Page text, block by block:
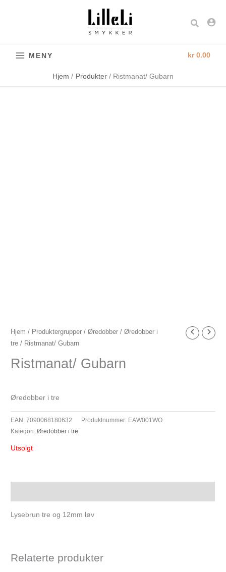
Søk
MENY kr0.00
Hjem Produkter Ristmanat/ Gubarn
Hjem / Produktergrupper /Øredobber /Øredobber i
tre / Ristmanat/ Gubarn
Ristmanat/ Gubarn
Øredobber i tre
EAN:7090068180632 Produktnummer: EAW001WO
Kategori:Øredobber i tre
Utsolgt
Lysebrun tre og 12mm løv
Relaterte produkter